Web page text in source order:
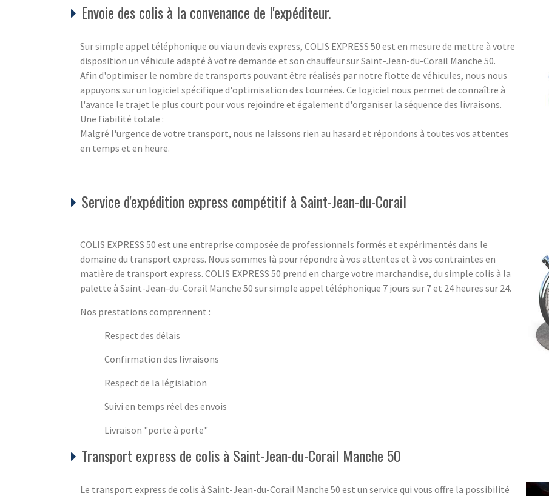
Envoie des colis à la convenance de l'expéditeur.
Sur simple appel téléphonique ou via un devis express, COLIS EXPRESS 50 est en mesure de mettre à votre
disposition un véhicule adapté à votre demande et son chauffeur sur Saint-Jean-du-Corail Manche 50.
Afin d'optimiser le nombre de transports pouvant être réalisés par notre flotte de véhicules, nous nous
appuyons sur un logiciel spécifique d'optimisation des tournées. Ce logiciel nous permet de connaître à
l'avance le trajet le plus court pour vous rejoindre et également d'organiser la séquence des livraisons.
Une fiabilité totale :
Malgré l'urgence de votre transport, nous ne laissons rien au hasard et répondons à toutes vos attentes
en temps et en heure.
Service d'expédition express compétitif à Saint-Jean-du-Corail
COLIS EXPRESS 50 est une entreprise composée de professionnels formés et expérimentés dans le
domaine du transport express. Nous sommes là pour répondre à vos attentes et à vos contraintes en
matière de transport express. COLIS EXPRESS 50 prend en charge votre marchandise, du simple colis à la
palette à Saint-Jean-du-Corail Manche 50 sur simple appel téléphonique 7 jours sur 7 et 24 heures sur 24.
Nos prestations comprennent :
Respect des délais
Confirmation des livraisons
Respect de la législation
Suivi en temps réel des envois
Livraison "porte à porte"
Transport express de colis à Saint-Jean-du-Corail Manche 50
Le transport express de colis à Saint-Jean-du-Corail Manche 50 est un service qui vous offre la possibilité